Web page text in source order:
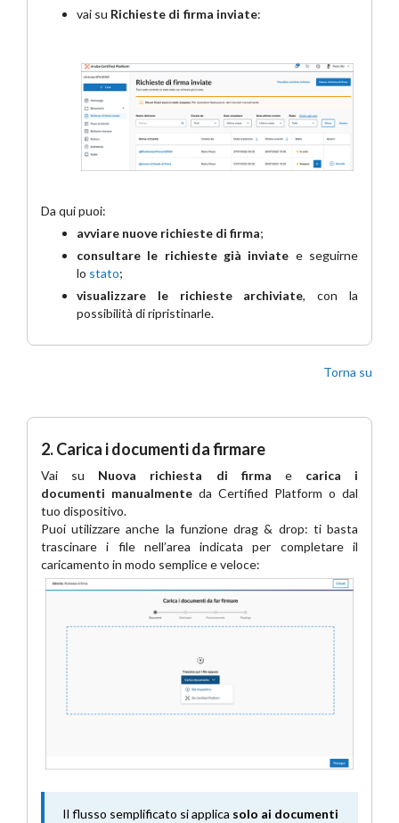
vai su Richieste di firma inviate:
Da qui puoi:
avviare nuove richieste di firma;
consultare le richieste già inviate e seguirne
lo stato;
visualizzare le richieste archiviate, con la
possibilità di ripristinarle.
Torna su
2. Carica i documenti da firmare
Vai su Nuova richiesta di firma e carica i
documenti manualmente da Certified Platform o dal
tuo dispositivo.
Puoi utilizzare anche la funzione drag & drop: ti basta
trascinare i file nell’area indicata per completare il
caricamento in modo semplice e veloce:
Il flusso semplificato si applica solo ai documenti